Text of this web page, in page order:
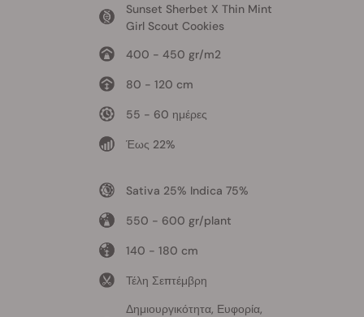
Sunset Sherbet X Thin Mint
Girl Scout Cookies
400 - 450 gr/m2
80 - 120 cm
55 - 60 ημέρες
Έως 22%
Sativa 25% Indica 75%
550 - 600 gr/plant
140 - 180 cm
Τέλη Σεπτέμβρη
Δημιουργικότητα, Ευφορία,